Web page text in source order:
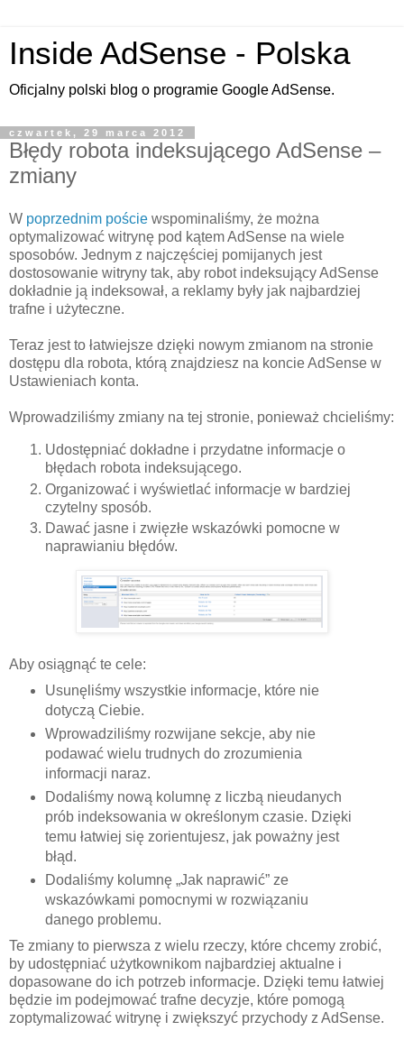
Inside AdSense - Polska
Oficjalny polski blog o programie Google AdSense.
czwartek, 29 marca 2012
Błędy robota indeksującego AdSense –
zmiany
W poprzednim poście wspominaliśmy, że można
optymalizować witrynę pod kątem AdSense na wiele
sposobów. Jednym z najczęściej pomijanych jest
dostosowanie witryny tak, aby robot indeksujący AdSense
dokładnie ją indeksował, a reklamy były jak najbardziej
trafne i użyteczne.
Teraz jest to łatwiejsze dzięki nowym zmianom na stronie
dostępu dla robota, którą znajdziesz na koncie AdSense w
Ustawieniach konta.
Wprowadziliśmy zmiany na tej stronie, ponieważ chcieliśmy:
Udostępniać dokładne i przydatne informacje o
błędach robota indeksującego.
Organizować i wyświetlać informacje w bardziej
czytelny sposób.
Dawać jasne i zwięzłe wskazówki pomocne w
naprawianiu błędów.
Aby osiągnąć te cele:
Usunęliśmy wszystkie informacje, które nie
dotyczą Ciebie.
Wprowadziliśmy rozwijane sekcje, aby nie
podawać wielu trudnych do zrozumienia
informacji naraz.
Dodaliśmy nową kolumnę z liczbą nieudanych
prób indeksowania w określonym czasie. Dzięki
temu łatwiej się zorientujesz, jak poważny jest
błąd.
Dodaliśmy kolumnę „Jak naprawić” ze
wskazówkami pomocnymi w rozwiązaniu
danego problemu.
Te zmiany to pierwsza z wielu rzeczy, które chcemy zrobić,
by udostępniać użytkownikom najbardziej aktualne i
dopasowane do ich potrzeb informacje. Dzięki temu łatwiej
będzie im podejmować trafne decyzje, które pomogą
zoptymalizować witrynę i zwiększyć przychody z AdSense.